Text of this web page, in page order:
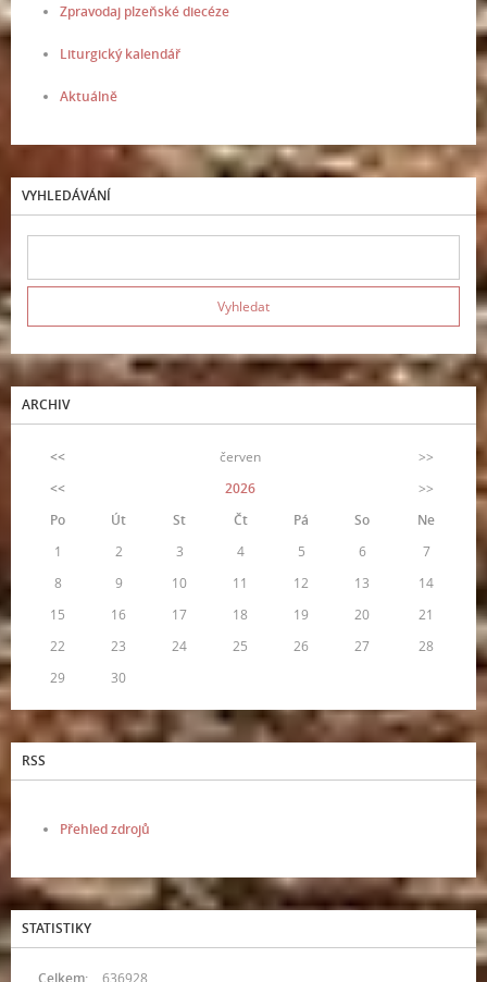
Zpravodaj plzeňské diecéze
Liturgický kalendář
Aktuálně
VYHLEDÁVÁNÍ
ARCHIV
<< červen
>>
<<
2026
>>
Po
Út St Čt Pá So
Ne
1
2 3 4 5 6
7
8
9 10 11 12 13
14
15
16 17 18 19 20
21
22
23 24 25 26 27
28
29
30
RSS
Přehled zdrojů
STATISTIKY
Celkem: 636928